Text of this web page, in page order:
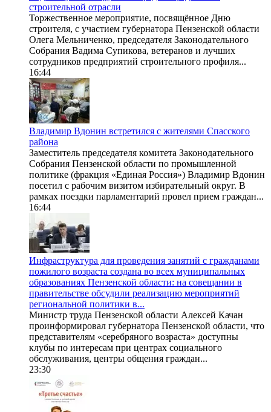
строительной отрасли
Торжественное мероприятие, посвящённое Дню
строителя, с участием губернатора Пензенской области
Олега Мельниченко, председателя Законодательного
Собрания Вадима Супикова, ветеранов и лучших
сотрудников предприятий строительного профиля...
16:44
Владимир Вдонин встретился с жителями Спасского
района
Заместитель председателя комитета Законодательного
Собрания Пензенской области по промышленной
политике (фракция «Единая Россия») Владимир Вдонин
посетил с рабочим визитом избирательный округ. В
рамках поездки парламентарий провел прием граждан...
16:44
Инфраструктура для проведения занятий с гражданами
пожилого возраста создана во всех муниципальных
образованиях Пензенской области: на совещании в
правительстве обсудили реализацию мероприятий
региональной политики в...
Министр труда Пензенской области Алексей Качан
проинформировал губернатора Пензенской области, что
представителям «серебряного возраста» доступны
клубы по интересам при центрах социального
обслуживания, центры общения граждан...
23:30